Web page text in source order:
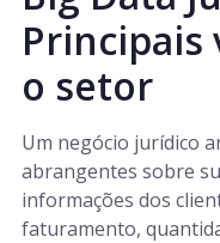
Principais
o setor
Um negócio jurídico
abrangentes sobre
informações dos
faturamento,